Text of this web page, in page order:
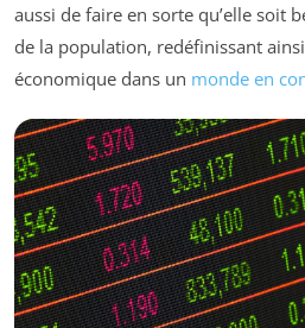
aussi de faire en sorte qu’elle soit
de la population, redéfinissant
économique dans un monde en